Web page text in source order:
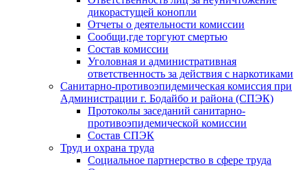
дикорастущей конопли
Отчеты о деятельности комиссии
Сообщи,где торгуют смертью
Состав комиссии
Уголовная и административная
ответственность за действия с наркотиками
Санитарно-противоэпидемическая комиссия при
Администрации г. Бодайбо и района (СПЭК)
Протоколы заседаний санитарно-
противоэпидемической комиссии
Состав СПЭК
Труд и охрана труда
Социальное партнерство в сфере труда